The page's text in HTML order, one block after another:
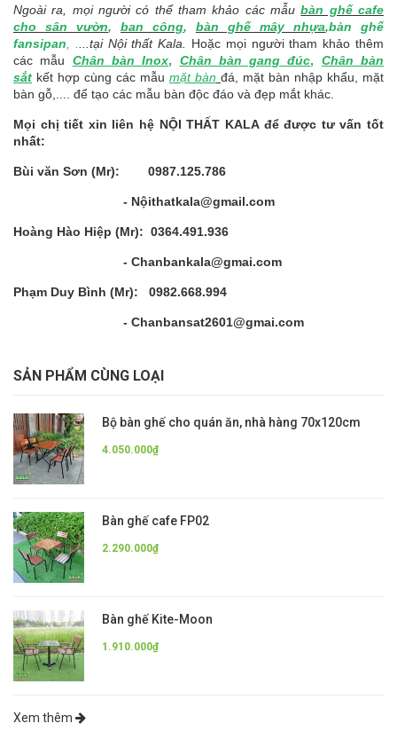
Ngoài ra, mọi người có thể tham khảo các mẫubàn ghế cafe
cho sân vườn, ban công, bàn ghế mây nhựa,bàn ghế
fansipan
...tại Nội thất Kala. Hoặc mọi người tham khảo thêm
các mẫu Chân bàn Inox, Chân bàn gang đúc, Chân bàn
sắt kết hợp cùng các mẫu mặt bàn đá, mặt bàn nhập khẩu, mặt
bàn gỗ,.... để tạo các mẫu bàn độc đáo và đẹp mắt khác.
Mọi chị tiết xin liên hệ NỘI THẤT KALA để được tư vấn tốt
nhất:
Bùi văn Sơn (Mr): 0987.125.786
- Nộithatkala@gmail.com
Hoàng Hào Hiệp (Mr): 0364.491.936
- Chanbankala@gmai.com
Phạm Duy Bình (Mr): 0982.668.994
- Chanbansat2601@gmai.com
SẢN PHẨM CÙNG LOẠI
Bộ bàn ghế cho quán ăn, nhà hàng 70x120cm
4.050.000₫
Bàn ghế cafe FP02
2.290.000₫
Bàn ghế Kite-Moon
1.910.000₫
Xem thêm